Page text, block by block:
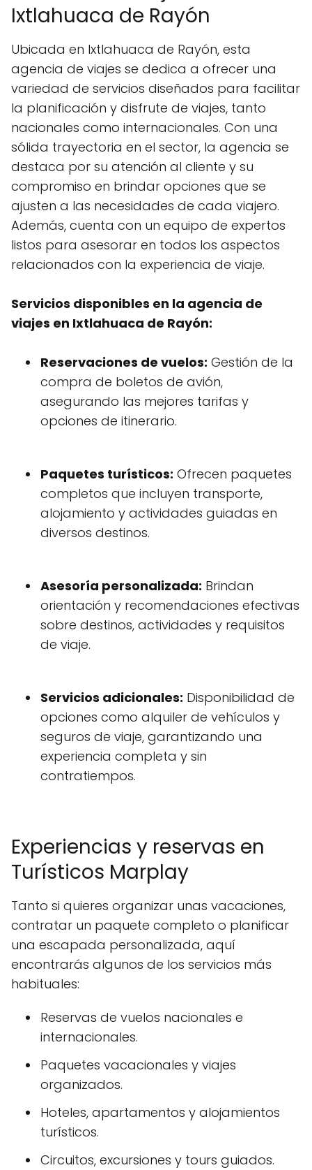
Ixtlahuaca de Rayón
Ubicada en Ixtlahuaca de Rayón, esta
agencia de viajes se dedica a ofrecer una
variedad de servicios diseñados para facilitar
la planificación y disfrute de viajes, tanto
nacionales como internacionales. Con una
sólida trayectoria en el sector, la agencia se
destaca por su atención al cliente y su
compromiso en brindar opciones que se
ajusten a las necesidades de cada viajero.
Además, cuenta con un equipo de expertos
listos para asesorar en todos los aspectos
relacionados con la experiencia de viaje.
Servicios disponibles en la agencia de
viajes en Ixtlahuaca de Rayón:
Reservaciones de vuelos: Gestión de la
compra de boletos de avión,
asegurando las mejores tarifas y
opciones de itinerario.
Paquetes turísticos: Ofrecen paquetes
completos que incluyen transporte,
alojamiento y actividades guiadas en
diversos destinos.
Asesoría personalizada: Brindan
orientación y recomendaciones efectivas
sobre destinos, actividades y requisitos
de viaje.
Servicios adicionales: Disponibilidad de
opciones como alquiler de vehículos y
seguros de viaje, garantizando una
experiencia completa y sin
contratiempos.
Experiencias y reservas en
Turísticos Marplay
Tanto si quieres organizar unas vacaciones,
contratar un paquete completo o planificar
una escapada personalizada, aquí
encontrarás algunos de los servicios más
habituales:
Reservas de vuelos nacionales e
internacionales.
Paquetes vacacionales y viajes
organizados.
Hoteles, apartamentos y alojamientos
turísticos.
Circuitos, excursiones y tours guiados.